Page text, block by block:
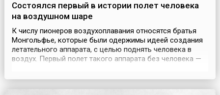
Состоялся первый в истории полет человека
на воздушном шаре
К числу пионеров воздухоплавания относятся братья
Монгольфье, которые были одержимы идеей создания
летательного аппарата, с целью поднять человека в
воздух. Первый полет такого аппарата без человека —
состоялся 5 июня 1783 года. Построенный ими новый